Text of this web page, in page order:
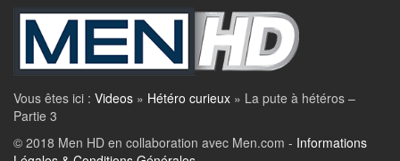
Vous êtes ici : Videos » Hétéro curieux » La pute à hétéros –
Partie 3
© 2018 Men HD en collaboration avec Men.com - Informations